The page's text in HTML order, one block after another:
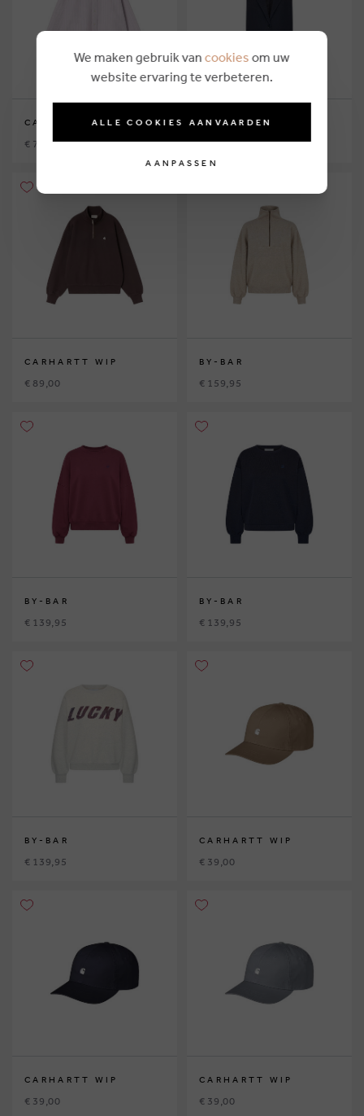
CARHARTT WIP
€ 79,00
BY-BAR
€ 189,95
CARHARTT WIP
€ 89,00
BY-BAR
€ 159,95
BY-BAR
€ 139,95
BY-BAR
€ 139,95
BY-BAR
€ 139,95
CARHARTT WIP
€ 39,00
CARHARTT WIP
€ 39,00
CARHARTT WIP
€ 39,00
We maken gebruik van cookies om uw
website ervaring te verbeteren.
ALLE COOKIES AANVAARDEN
AANPASSEN